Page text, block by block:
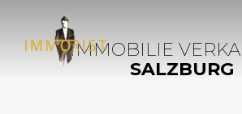
IMMOBILIE
SALZBURG